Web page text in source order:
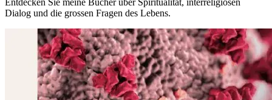
Dialog und die grossen Fragen des Lebens.